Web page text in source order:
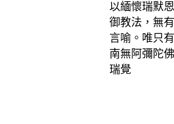
以緬懷瑞默
御教法，無
言喻。唯只
南無阿彌陀
瑞覺